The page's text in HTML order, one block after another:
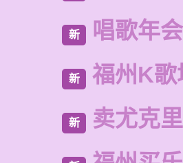
新 唱歌年
新 福州K歌
新 卖尤克